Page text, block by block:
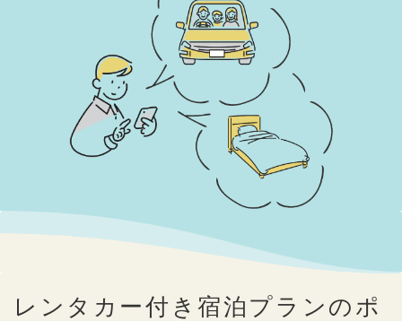
レンタカー付き宿泊プランのポ